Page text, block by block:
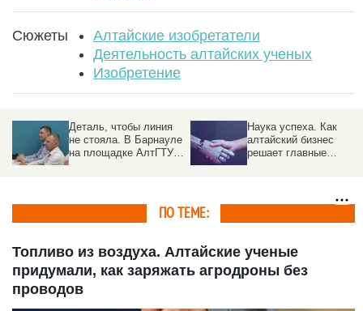
Сюжеты
Алтайские изобретатели
Деятельность алтайских ученых
Изобретение
Наука успеха. Как
алтайский бизнес
решает главные
Ассистент с дипломом.
Нейросеть сдала
экзамен по
ПО ТЕМЕ:
Топливо из воздуха. Алтайские ученые
придумали, как заряжать агродроны без
проводов